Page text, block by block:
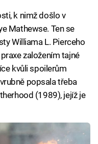
k nimž došlo v
Mathewse. Ten se
Williama L. Pierceho
založením tajné
kvůli spoilerům
popsala třeba
(1989), jejíž je